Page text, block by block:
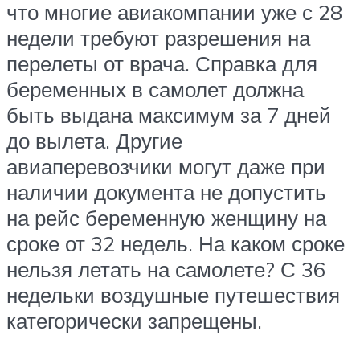
что многие авиакомпании уже с 28
недели требуют разрешения на
перелеты от врача. Справка для
беременных в самолет должна
быть выдана максимум за 7 дней
до вылета. Другие
авиаперевозчики могут даже при
наличии документа не допустить
на рейс беременную женщину на
сроке от 32 недель. На каком сроке
нельзя летать на самолете? С 36
недельки воздушные путешествия
категорически запрещены.